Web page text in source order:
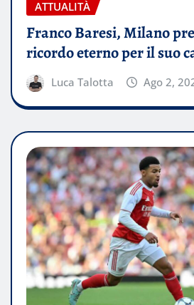
ATTUALITÀ
Franco Baresi, Milano
ricordo eterno per il suo
Luca Talotta Ago 2,